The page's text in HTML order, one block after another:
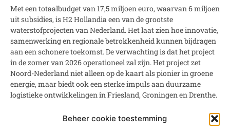
Beheer cookie toestemming
Met een totaalbudget van 17,5 miljoen euro, waarvan 6 miljoen
uit subsidies, is H2 Hollandia een van de grootste
waterstofprojecten van Nederland. Het laat zien hoe innovatie,
samenwerking en regionale betrokkenheid kunnen bijdragen
aan een schonere toekomst. De verwachting is dat het project
in de zomer van 2026 operationeel zal zijn. Het project zet
Noord-Nederland niet alleen op de kaart als pionier in groene
energie, maar biedt ook een sterke impuls aan duurzame
logistieke ontwikkelingen in Friesland, Groningen en Drenthe.